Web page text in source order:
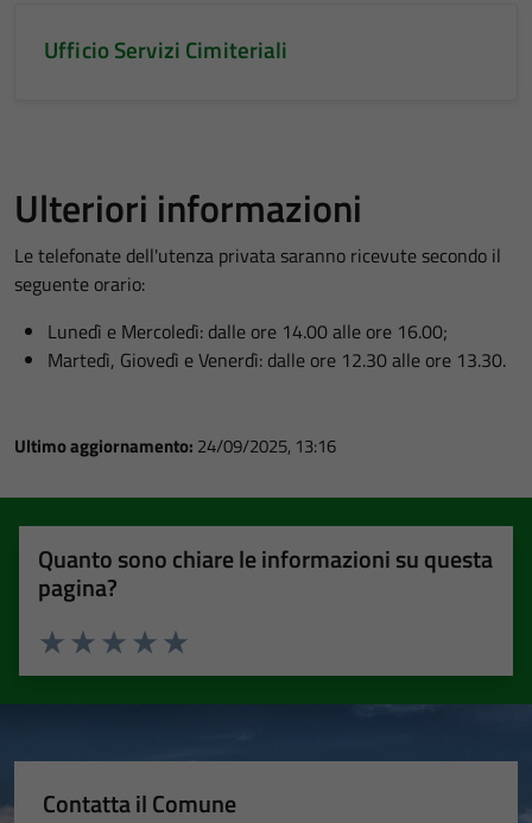
Ufficio Servizi Cimiteriali
Ulteriori informazioni
Le telefonate dell'utenza privata saranno ricevute secondo il
seguente orario:
Lunedì e Mercoledì: dalle ore 14.00 alle ore 16.00;
Martedì, Giovedì e Venerdì: dalle ore 12.30 alle ore 13.30.
Ultimo aggiornamento: 24/09/2025, 13:16
Quanto sono chiare le informazioni su questa
pagina?
Valuta 5 stelle su 5
Valuta 4 stelle su 5
Valuta 3 stelle su 5
Valuta 2 stelle su 5
Valuta 1 stelle su 5
Contatta il Comune